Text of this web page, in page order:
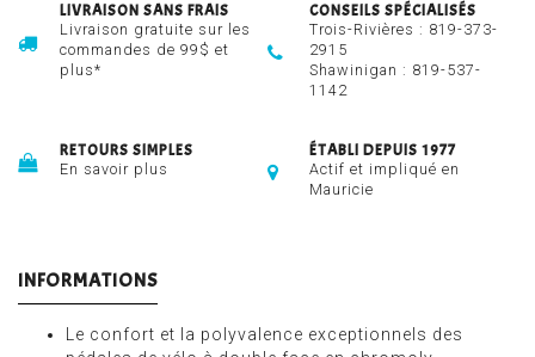
LIVRAISON SANS FRAIS
Livraison gratuite sur les
commandes de 99$ et
plus*
CONSEILS SPÉCIALISÉS
Trois-Rivières : 819-373-
2915
Shawinigan : 819-537-
1142
RETOURS SIMPLES
En savoir plus
ÉTABLI DEPUIS 1977
Actif et impliqué en
Mauricie
INFORMATIONS
Le confort et la polyvalence exceptionnels des